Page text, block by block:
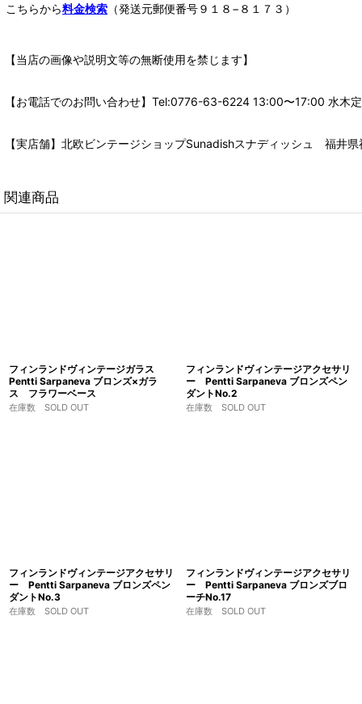
こちらから料金検索 （発送元郵便番号９１８−８１７３）
【当店の画像や説明文等の無断使用を禁じます】
【お電話でのお問い合わせ】Tel:0776-63-6224 13:00〜17:00 水木
【実店舗】北欧ビンテージショップSunadishスナディッシュ 福井
関連商品
フィンランドヴィンテージガラス
Pentti Sarpaneva ブロンズ×ガラ
ス フラワーベース
在庫数 SOLD OUT
フィンランドヴィンテージアクセサリ
ー Pentti Sarpaneva ブロンズペン
ダントNo.2
在庫数 SOLD OUT
フィンランドヴィンテージアクセサリ
ー Pentti Sarpaneva ブロンズペン
ダントNo.3
在庫数 SOLD OUT
フィンランドヴィンテージアクセサリ
ー Pentti Sarpaneva ブロンズブロ
ーチNo.17
在庫数 SOLD OUT